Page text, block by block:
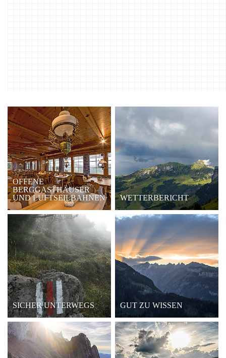
OFFENE
BERGGASTHÄUSER
UND LUFTSEILBAHNEN
WETTERBERICHT
SICHER UNTERWEGS GUT ZU WISSEN